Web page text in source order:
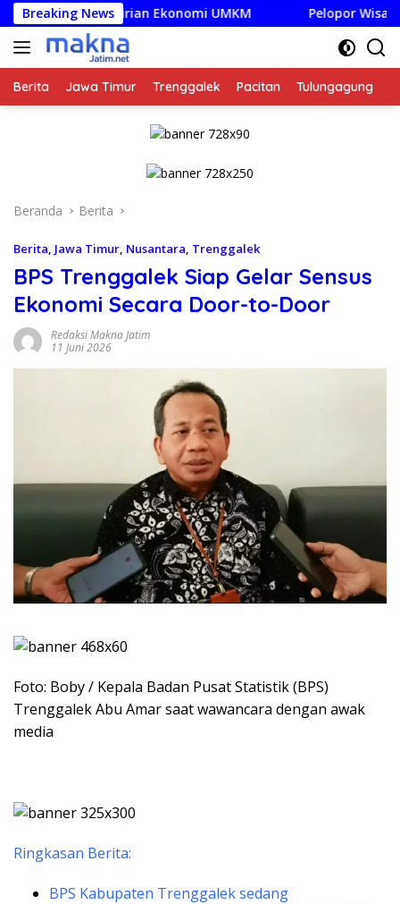
Langsung
ke
konten
Breaking News
Ekonomi UMKM Pelopor Wisata Hijau Jatim
Berita Jawa Timur Trenggalek Pacitan Tulungagung
Beranda Berita
Berita Jawa Timur Nusantara Trenggalek
BPS Trenggalek Siap Gelar Sensus
Ekonomi Secara Door-to-Door
Redaksi Makna Jatim
11 Juni 2026
Foto: Boby / Kepala Badan Pusat Statistik (BPS)
Trenggalek Abu Amar saat wawancara dengan awak
media
Ringkasan Berita:
BPS Kabupaten Trenggalek sedang